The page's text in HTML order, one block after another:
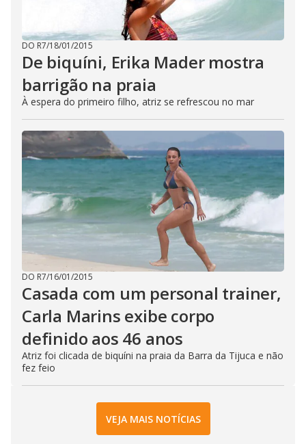
DO R7/18/01/2015
De biquíni, Erika Mader mostra
barrigão na praia
À espera do primeiro filho, atriz se refrescou no mar
DO R7/16/01/2015
Casada com um personal trainer,
Carla Marins exibe corpo
definido aos 46 anos
Atriz foi clicada de biquíni na praia da Barra da Tijuca e não
fez feio
VEJA MAIS NOTÍCIAS